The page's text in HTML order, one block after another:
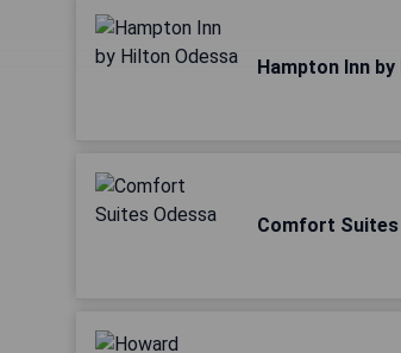
Hampton Inn
Comfort Suites